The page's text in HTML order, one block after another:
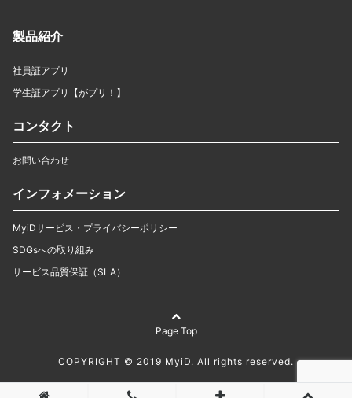
製品紹介
社員証アプリ
学生証アプリ【がプリ！】
コンタクト
お問い合わせ
インフォメーション
MyiDサービス・プライバシーポリシー
SDGsへの取り組み
サービス品質保証（SLA）
Page Top
COPYRIGHT © 2019 MyiD. All rights reserved.